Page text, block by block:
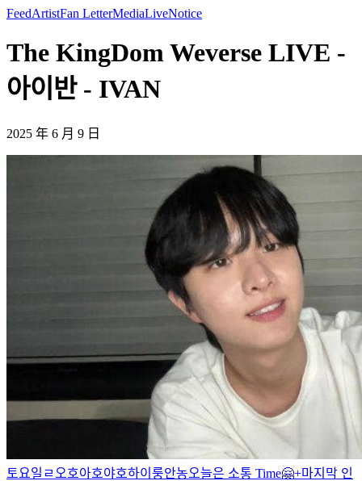
FeedArtistFan LetterMediaLiveNotice
The KingDom Weverse LIVE -
아이반 - IVAN
2025 年 6 月 9 日
토요일ㄹ 오호아호야호하이룽안농오늘은 소통 Time🤗+마지막 인